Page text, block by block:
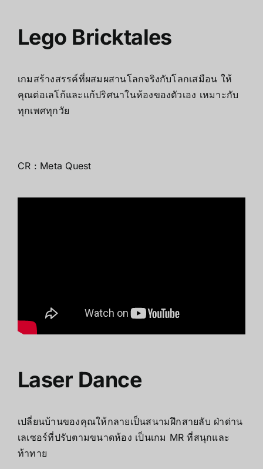
Lego Bricktales
เกมสร้างสรรค์ที่ผสมผสานโลกจริงกับโลกเสมือน ให้
คุณต่อเลโก้และแก้ปริศนาในห้องของตัวเอง เหมาะกับ
ทุกเพศทุกวัย
CR : Meta Quest
Laser Dance
เปลี่ยนบ้านของคุณให้กลายเป็นสนามฝึกสายลับ ฝ่าด่าน
เลเซอร์ที่ปรับตามขนาดห้อง เป็นเกม MR ที่สนุกและ
ท้าทาย